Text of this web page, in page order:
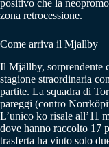
positivo che la
zona retrocessione.
Come arriva il Mjallby
Il Mjällby, sorprendente
stagione straordinaria
partite. La squadra di
pareggi (contro
L’unico ko risale all’11
dove hanno raccolto 17
trasferta ha vinto solo